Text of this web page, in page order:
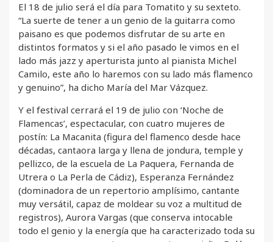
El 18 de julio será el día para Tomatito y su sexteto.
“La suerte de tener a un genio de la guitarra como
paisano es que podemos disfrutar de su arte en
distintos formatos y si el año pasado le vimos en el
lado más jazz y aperturista junto al pianista Michel
Camilo, este año lo haremos con su lado más flamenco
y genuino”, ha dicho María del Mar Vázquez.
Y el festival cerrará el 19 de julio con ‘Noche de
Flamencas’, espectacular, con cuatro mujeres de
postín: La Macanita (figura del flamenco desde hace
décadas, cantaora larga y llena de jondura, temple y
pellizco, de la escuela de La Paquera, Fernanda de
Utrera o La Perla de Cádiz), Esperanza Fernández
(dominadora de un repertorio amplísimo, cantante
muy versátil, capaz de moldear su voz a multitud de
registros), Aurora Vargas (que conserva intocable
todo el genio y la energía que ha caracterizado toda su